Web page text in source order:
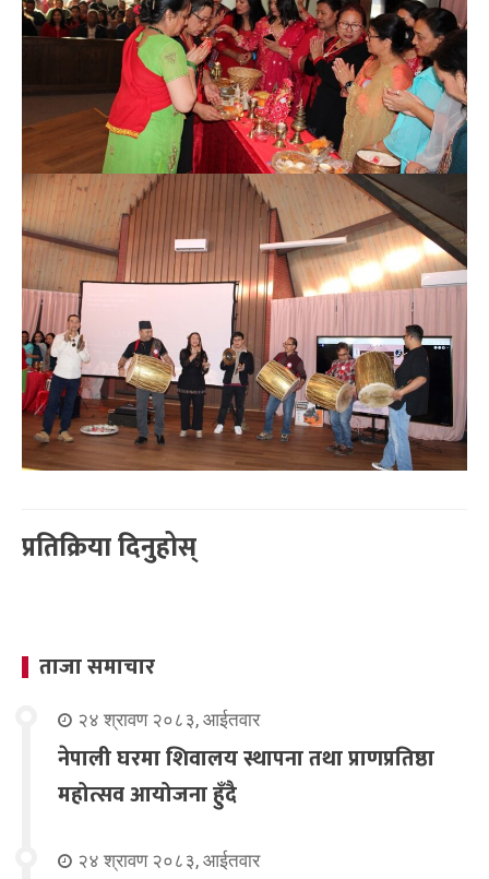
प्रतिक्रिया दिनुहोस्
ताजा समाचार
२४ श्रावण २०८३, आईतवार
नेपाली घरमा शिवालय स्थापना तथा प्राणप्रतिष्ठा
महोत्सव आयोजना हुँदै
२४ श्रावण २०८३, आईतवार